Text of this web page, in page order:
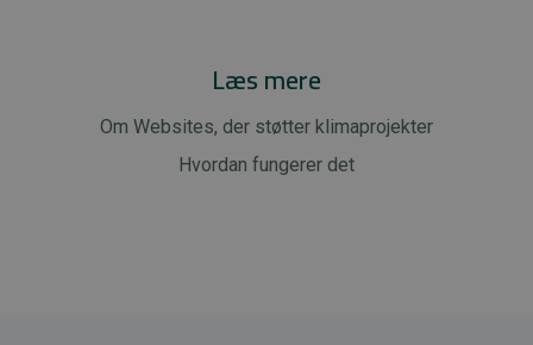
Læs mere
Om Websites, der støtter klimaprojekter
Hvordan fungerer det